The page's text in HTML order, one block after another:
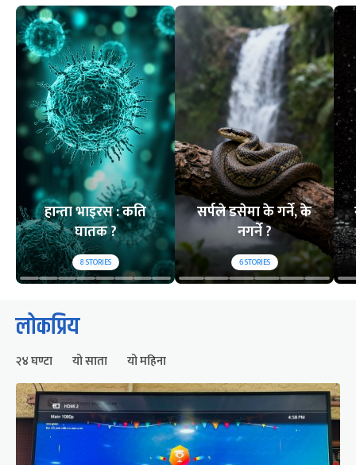
हान्ता भाइरस : कति
घातक ?
8STORIES
सर्पले डसेमा के गर्ने, के
नगर्ने ?
6STORIES
लोकप्रिय
२४ घण्टा यो साता यो महिना